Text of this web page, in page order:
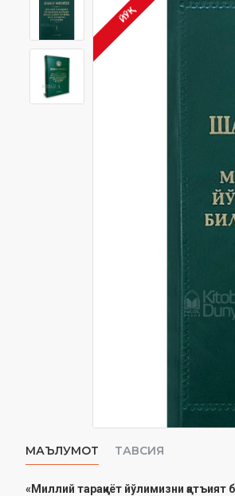
ЙЎҚ
МАЪЛУМОТ ТАВСИЯ
«Миллий тараққиёт йўлимизни